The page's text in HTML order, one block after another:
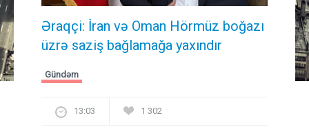
Əraqçi: İran və Oman Hörmüz boğazı
üzrə saziş bağlamağa yaxındır
Gündəm
13:03 1 302